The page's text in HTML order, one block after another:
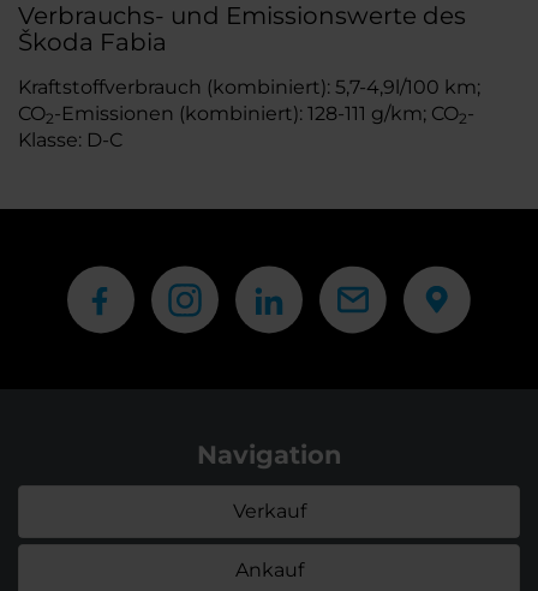
Verbrauchs- und Emissionswerte des
Škoda Fabia
Kraftstoffverbrauch (kombiniert): 5,7-4,9l/100 km;
CO2-Emissionen (kombiniert): 128-111 g/km; CO2-
Klasse: D-C
Navigation
Verkauf
Ankauf